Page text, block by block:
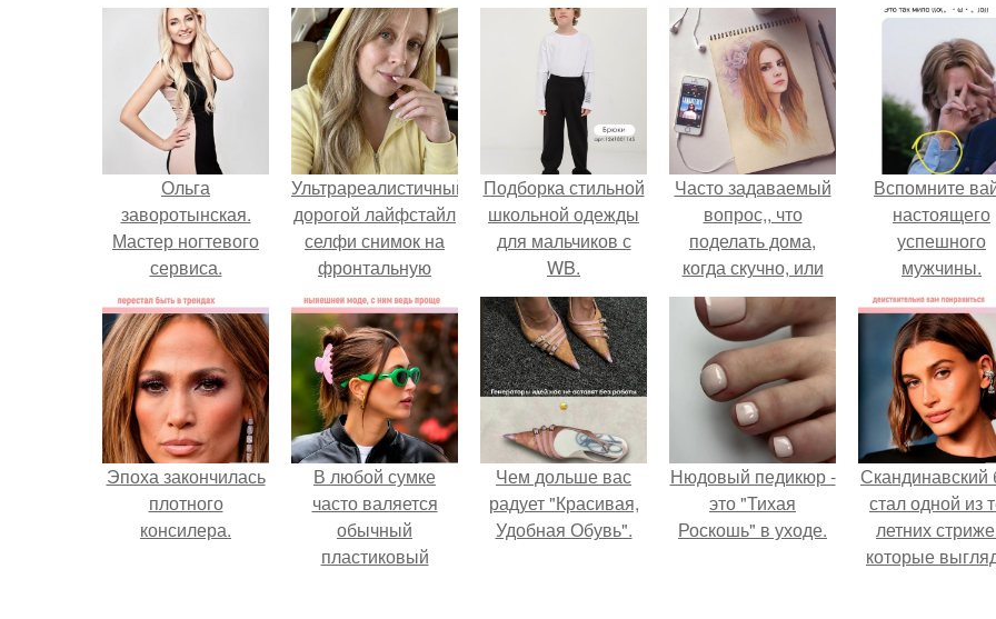
Ольга
заворотынская.
Мастер ногтевого
сервиса.
Ультрареалистичный
дорогой лайфстайл
селфи снимок на
фронтальную
камеру.
Подборка стильной
школьной одежды
для мальчиков с
WB.
Часто задаваемый
вопрос,, что
поделать дома,
когда скучно, или
одна дома, и сейчас
я вам напишу что
можно поделать?
Вспомните
настоящего
успешного
мужчины.
Эпоха закончилась
плотного
консилера.
В любой сумке
часто валяется
обычный
пластиковый
Чем дольше вас
радует "Красивая,
Удобная Обувь".
Нюдовый педикюр -
это "Тихая
Роскошь" в уходе.
Скандинавский
стал одной из
летних
которые